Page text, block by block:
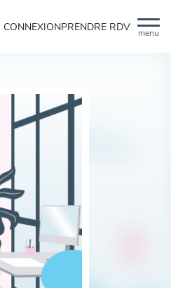
menu
CONNEXIONPRENDRE RDV